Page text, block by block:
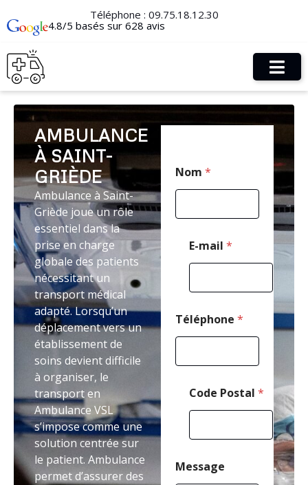
Téléphone : 09.75.18.12.30
4.8/5 basés sur 628 avis
AMBULANCE
À SAINT-
GRIÈDE
Ambulance à Saint-
Griède joue un rôle
essentiel dans la
prise en charge
globale des patients
nécessitant un
transport médical
adapté. Lorsqu’un
déplacement vers un
établissement de
soins devient difficile
à organiser, le
transport en
Ambulance VSL
s’impose comme une
solution centrée sur
le patient. Ambulance
permet d’assurer des
Nom *
e
s
E-mail *
Téléphone *
Code Postal *
Message